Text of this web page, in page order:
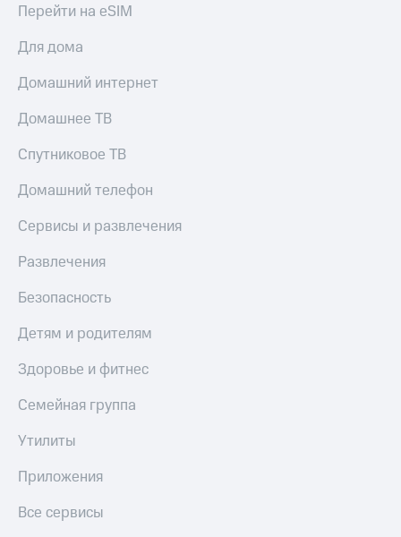
Перейти на eSIM
Для дома
Домашний интернет
Домашнее ТВ
Спутниковое ТВ
Домашний телефон
Сервисы и развлечения
Развлечения
Безопасность
Детям и родителям
Здоровье и фитнес
Семейная группа
Утилиты
Приложения
Все сервисы